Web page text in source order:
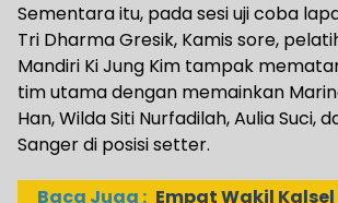
Sementara itu, pada sesi uji coba
Tri Dharma Gresik, Kamis sore,
Mandiri Ki Jung Kim tampak
tim utama dengan memainkan
Han, Wilda Siti Nurfadilah, Aulia Suci,
Sanger di posisi setter.
Baca Juga : Empat Wakil Kalsel